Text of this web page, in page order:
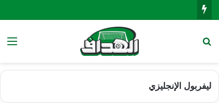
ليفربول الإنجليزي